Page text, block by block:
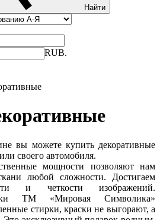
Найти
RUB.
можете купить декоративные
своего автомобиля.
мощности позволяют нам
любой сложности. Достигаем
и четкости изображений.
ТМ «Мировая Символика»
стирки, краски не выгорают, а